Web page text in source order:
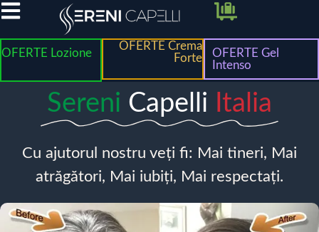
OFERTE Lozione
OFERTE Crema
Forte
OFERTE Gel
Intenso
Sereni Capelli Italia
Cu ajutorul nostru veți fi: Mai tineri, Mai
atrăgători, Mai iubiți, Mai respectați.